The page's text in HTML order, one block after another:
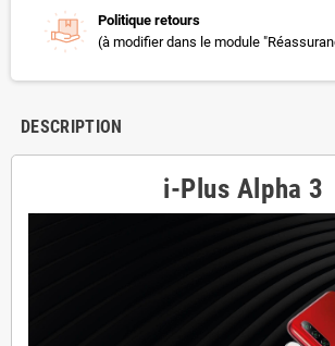
Politique retours
(à modifier dans le module
DESCRIPTION
i-Plus Alpha 3